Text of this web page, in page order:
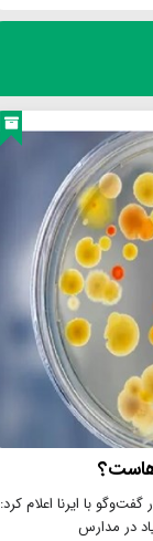
با ایرنا اعلام کرد: